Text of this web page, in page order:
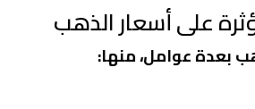
على أسعار الذهب
بعدة عوامل، منها: